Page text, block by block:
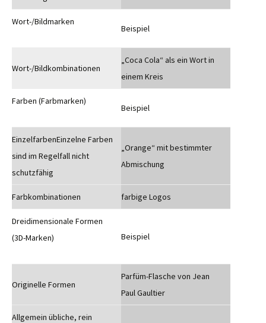
Wort-/Bildmarken
Beispiel
Wort-/Bildkombinationen
„Coca Cola“ als ein Wort in
einem Kreis
Farben (Farbmarken)
Beispiel
EinzelfarbenEinzelne Farben
sind im Regelfall nicht
schutzfähig
„Orange“ mit bestimmter
Abmischung
Farbkombinationen farbige Logos
Dreidimensionale Formen
(3D-Marken)
Beispiel
Originelle Formen
Parfüm-Flasche von Jean
Paul Gaultier
Allgemein übliche, rein